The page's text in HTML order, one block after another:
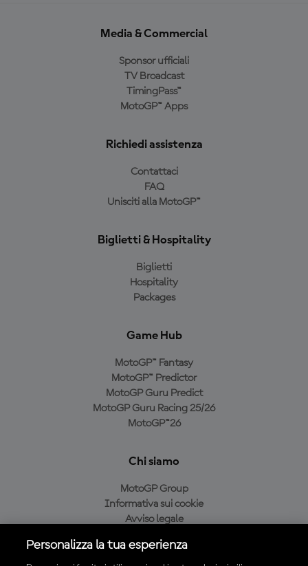
Media & Commercial
Sponsor ufficiali
TV Broadcast
TimingPass™
MotoGP™ Apps
Richiedi assistenza
Contattaci
FAQ
Unisciti alla MotoGP™
Biglietti & Hospitality
Biglietti
Hospitality
Packages
Game Hub
MotoGP™ Fantasy
MotoGP™ Predictor
MotoGP Guru Predict
MotoGP Guru Racing 25/26
MotoGP™26
Chi siamo
MotoGP Group
Informativa sui cookie
Avviso legale
Condizioni di acquisto
Personalizza la tua esperienza